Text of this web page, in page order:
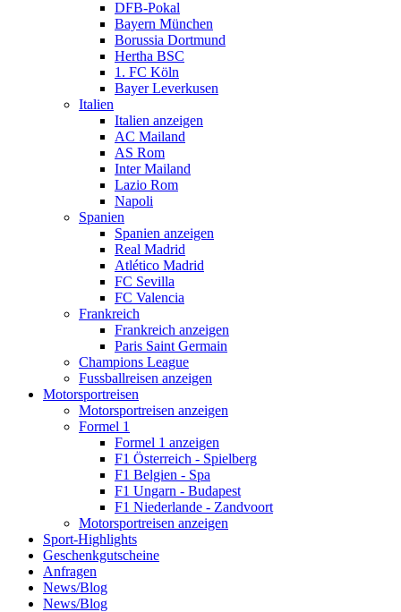
DFB-Pokal
Bayern München
Borussia Dortmund
Hertha BSC
1. FC Köln
Bayer Leverkusen
Italien
Italien anzeigen
AC Mailand
AS Rom
Inter Mailand
Lazio Rom
Napoli
Spanien
Spanien anzeigen
Real Madrid
Atlético Madrid
FC Sevilla
FC Valencia
Frankreich
Frankreich anzeigen
Paris Saint Germain
Champions League
Fussballreisen anzeigen
Motorsportreisen
Motorsportreisen anzeigen
Formel 1
Formel 1 anzeigen
F1 Österreich - Spielberg
F1 Belgien - Spa
F1 Ungarn - Budapest
F1 Niederlande - Zandvoort
Motorsportreisen anzeigen
Sport-Highlights
Geschenkgutscheine
Anfragen
News/Blog
News/Blog